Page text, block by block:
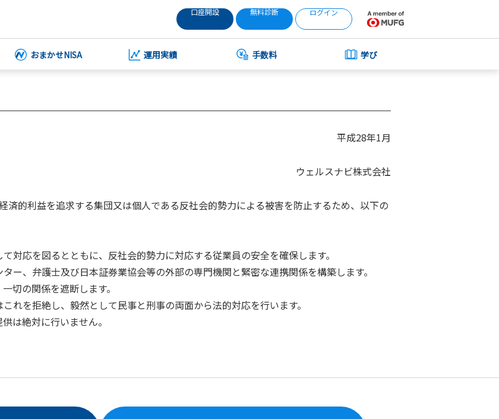
口座開設 無料診断 ログイン
おまかせNISA 運用実績 手数料 学び
平成28年1月
ウェルスナビ株式会社
済的利益を追求する集団又は個人である反社会的勢力による被害を防止するため、以下の
対応を図るとともに、反社会的勢力に対応する従業員の安全を確保します。
ー、弁護士及び日本証券業協会等の外部の専門機関と緊密な連携関係を構築します。
切の関係を遮断します。
れを拒絶し、毅然として民事と刑事の両面から法的対応を行います。
は絶対に行いません。